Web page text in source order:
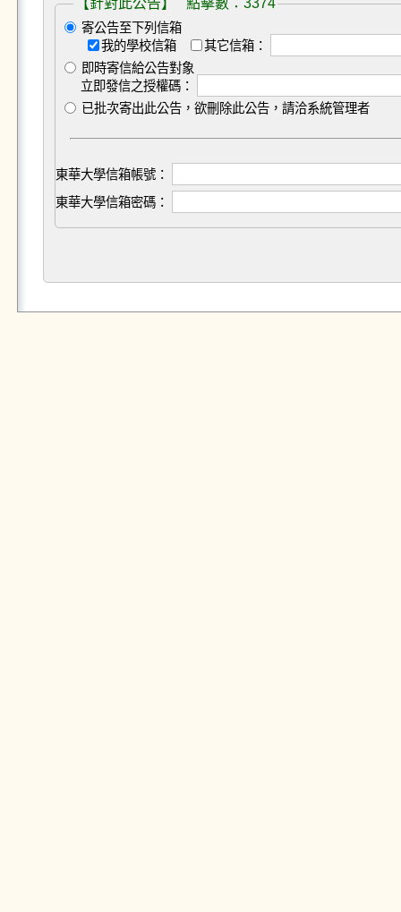
【針對此公告】 點擊數：3374
寄公告至下列信箱
我的學校信箱
其它信箱：
即時寄信給公告對象
立即發信之授權碼：
已批次寄出此公告，欲刪除此公告，請洽系統管理者
東華大學信箱帳號：
東華大學信箱密碼：